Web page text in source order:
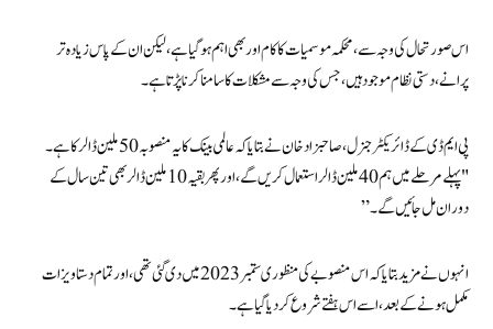
اس صورتحال کی وجہ سے، محکمہ موسمیات کا کام اور بھی اہم ہو گیا ہے، لیکن ان کے پاس زیادہ تر
پرانے، دستی نظام موجود ہیں، جس کی وجہ سے مشکلات کا سامنا کرنا پڑتا ہے۔
پی ایم ڈی کے ڈائریکٹر جنرل، صاحبزاد خان نے بتایا کہ عالمی بینک کا یہ منصوبہ 50 ملین ڈالر کا ہے۔
"پہلے مرحلے میں ہم 40 ملین ڈالر استعمال کریں گے، اور پھر بقیہ 10 ملین ڈالر بھی تین سال کے
دوران مل جائیں گے۔”
انہوں نے مزید بتایا کہ اس منصوبے کی منظوری ستمبر 2023 میں دی گئی تھی، اور تمام دستاویزات
مکمل ہونے کے بعد، اسے اس ہفتے شروع کر دیا گیا ہے۔